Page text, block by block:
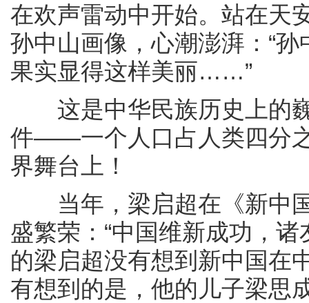
在欢声雷动中开始。站在天
孙中山画像，心潮澎湃：“
果实显得这样美丽……”
这是中华民族历史上的巍
件——一个人口占人类四分
界舞台上！
当年，梁启超在《新中国
盛繁荣：“中国维新成功，
的梁启超没有想到新中国在
有想到的是，他的儿子梁思